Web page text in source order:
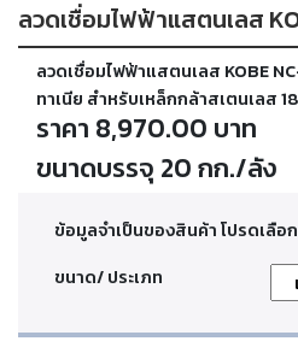
ท่อ
บรรจุ
วาล์ว
สม่า
ลวดเชื่อมไฟฟ้าแสตนเลส
ลวดเชื่อมไฟฟ้าแสตนเลส KOBE
ทาเนีย สำหรับเหล็กกล้าสเตนเลส
ราคา 8,970.00 บาท
ขนาดบรรจุ 20 กก./ลัง
ข้อมูลจำเป็นของสินค้า โปรดเลือ
ขนาด/ ประเภท